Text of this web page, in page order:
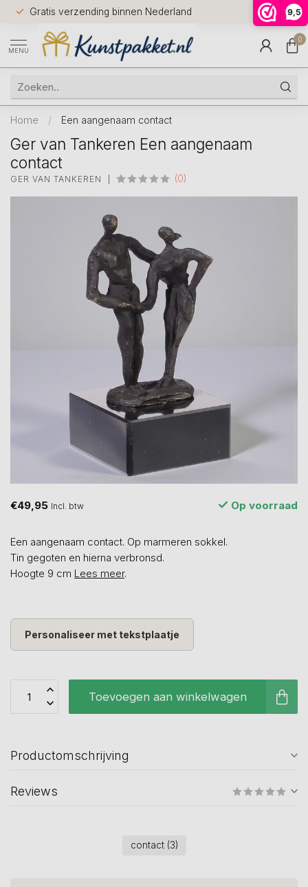
9,5
Gratis verzending binnen Nederland
Voor
huis
9.5
MENU
0
Home / Een aangenaam contact
Ger van Tankeren Een aangenaam
contact
GER VAN TANKEREN (0)
€49,95 Incl. btw Op voorraad
Een aangenaam contact. Op marmeren sokkel.
Tin gegoten en hierna verbronsd.
Hoogte 9 cm Lees meer.
Personaliseer met tekstplaatje
Toevoegen aan winkelwagen
Productomschrijving
Reviews
contact (3)